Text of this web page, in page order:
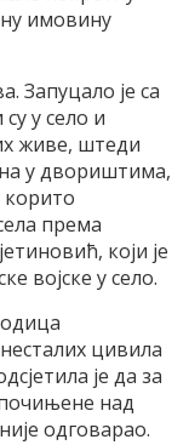
имовину
Запуцало је са
у село и
живе, штеди
у двориштима,
корито
према
који је
војске у село.
цивила
је да за
над
одговарао.